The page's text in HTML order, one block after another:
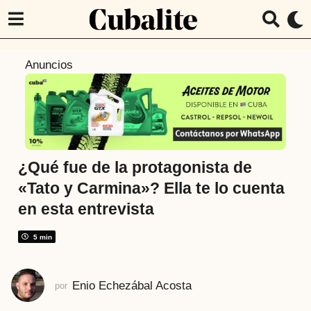
r
á
s
5
ñ
o
s
Anuncios
¿Qué fue de la protagonista de
«Tato y Carmina»? Ella te lo cuenta
en esta entrevista
5 min
por Enio Echezábal Acosta